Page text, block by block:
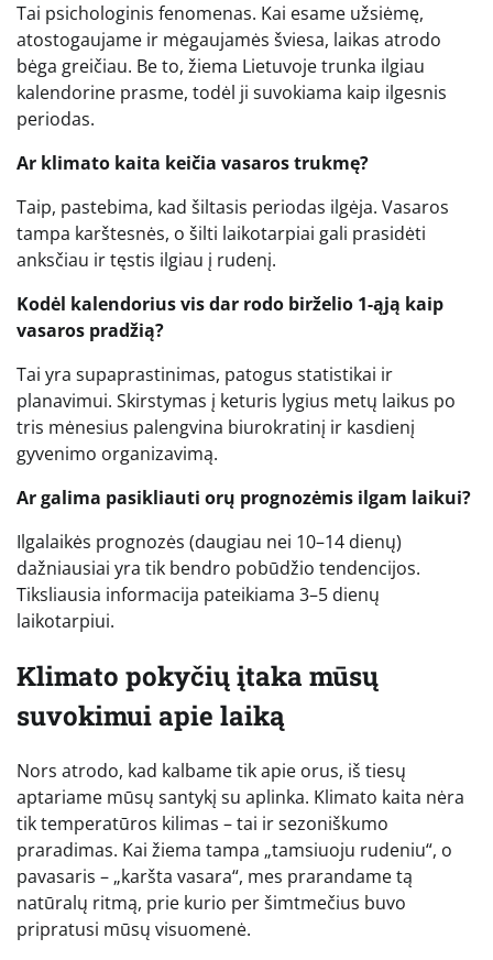
Tai psichologinis fenomenas. Kai esame užsiėmę,
atostogaujame ir mėgaujamės šviesa, laikas atrodo
bėga greičiau. Be to, žiema Lietuvoje trunka ilgiau
kalendorine prasme, todėl ji suvokiama kaip ilgesnis
periodas.
Ar klimato kaita keičia vasaros trukmę?
Taip, pastebima, kad šiltasis periodas ilgėja. Vasaros
tampa karštesnės, o šilti laikotarpiai gali prasidėti
anksčiau ir tęstis ilgiau į rudenį.
Kodėl kalendorius vis dar rodo birželio 1-ąją kaip
vasaros pradžią?
Tai yra supaprastinimas, patogus statistikai ir
planavimui. Skirstymas į keturis lygius metų laikus po
tris mėnesius palengvina biurokratinį ir kasdienį
gyvenimo organizavimą.
Ar galima pasikliauti orų prognozėmis ilgam laikui?
Ilgalaikės prognozės (daugiau nei 10–14 dienų)
dažniausiai yra tik bendro pobūdžio tendencijos.
Tiksliausia informacija pateikiama 3–5 dienų
laikotarpiui.
Klimato pokyčių įtaka mūsų
suvokimui apie laiką
Nors atrodo, kad kalbame tik apie orus, iš tiesų
aptariame mūsų santykį su aplinka. Klimato kaita nėra
tik temperatūros kilimas – tai ir sezoniškumo
praradimas. Kai žiema tampa „tamsiuoju rudeniu“, o
pavasaris – „karšta vasara“, mes prarandame tą
natūralų ritmą, prie kurio per šimtmečius buvo
pripratusi mūsų visuomenė.